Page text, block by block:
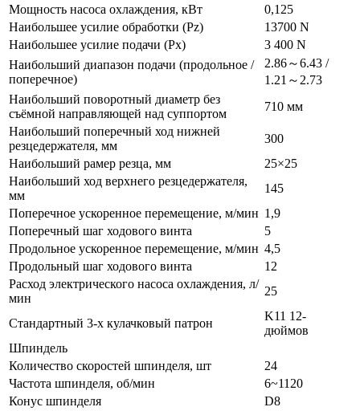
Мощность насоса охлаждения, кВт
0,125
Наибольшее усилие обработки (Pz)
13700 N
Наибольшее усилие подачи (Px)
3 400 N
Наибольший диапазон подачи (продольное /
поперечное)
2.86～6.43 /
1.21～2.73
Наибольший поворотный диаметр без
съёмной направляющей над суппортом
710 мм
Наибольший поперечный ход нижней
резцедержателя, мм
300
Наибольший рамер резца, мм
25×25
Наибольший ход верхнего резцедержателя,
мм
145
Поперечное ускоренное перемещение, м/мин 1,9
Поперечный шаг ходового винта
5
Продольное ускоренное перемещение, м/мин 4,5
Продольный шаг ходового винта
12
Расход электрического насоса охлаждения, л/
мин
25
Стандартный 3-х кулачковый патрон
K11 12-
дюймов
Шпиндель
Количество скоростей шпинделя, шт
24
Частота шпинделя, об/мин
6~1120
Конус шпинделя
D8